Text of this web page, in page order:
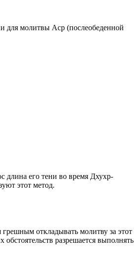
для молитвы Аср (послеобеденной
длина его тени во время Дхухр-
этот метод.
откладывать молитву за этот
разрешается выполнять